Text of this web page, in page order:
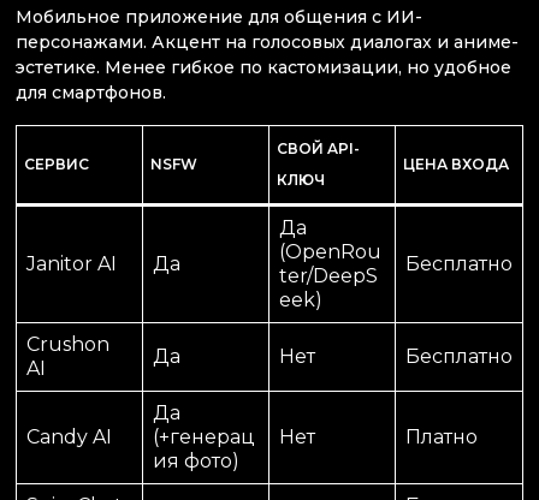
Мобильное приложение для общения с ИИ-
персонажами. Акцент на голосовых диалогах и аниме-
эстетике. Менее гибкое по кастомизации, но удобное
для смартфонов.
СЕРВИС NSFW
СВОЙ API-
КЛЮЧ
ЦЕНА ВХОДА
Janitor AI Да
Да
(OpenRou
ter/DeepS
eek)
Бесплатно
Crushon
AI
Да Нет Бесплатно
Candy AI
Да
(+генерац
ия фото)
Нет Платно